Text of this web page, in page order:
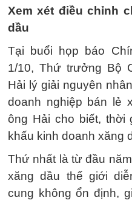
Xem xét điều chỉnh
dầu
Tại buổi họp báo
1/10, Thứ trưởng Bộ
Hải lý giải nguyên
doanh nghiệp bán lẻ
ông Hải cho biết, thời
khấu kinh doanh xăng
Thứ nhất là từ đầu
xăng dầu thế giới
cung không ổn định,